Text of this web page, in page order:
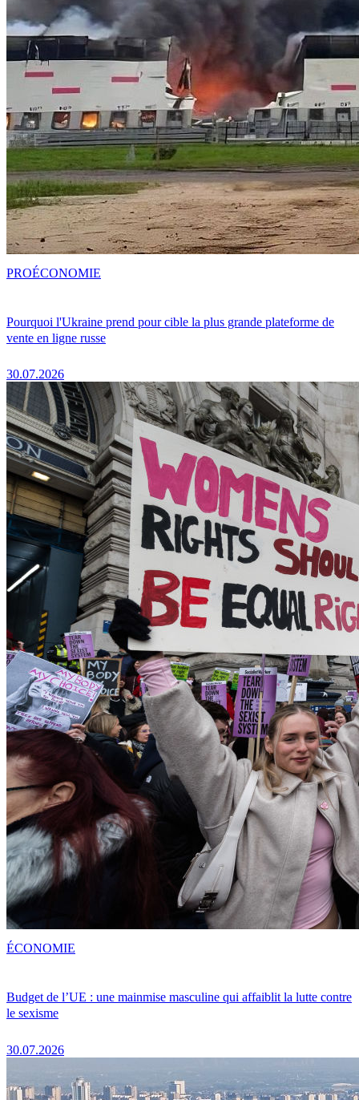
Pourquoi l'Ukraine prend pour cible la plus grande plateforme de
vente en ligne russe
30.07.2026
PROÉCONOMIE
Budget de l’UE : une mainmise masculine qui affaiblit la lutte contre
le sexisme
30.07.2026
ÉCONOMIE